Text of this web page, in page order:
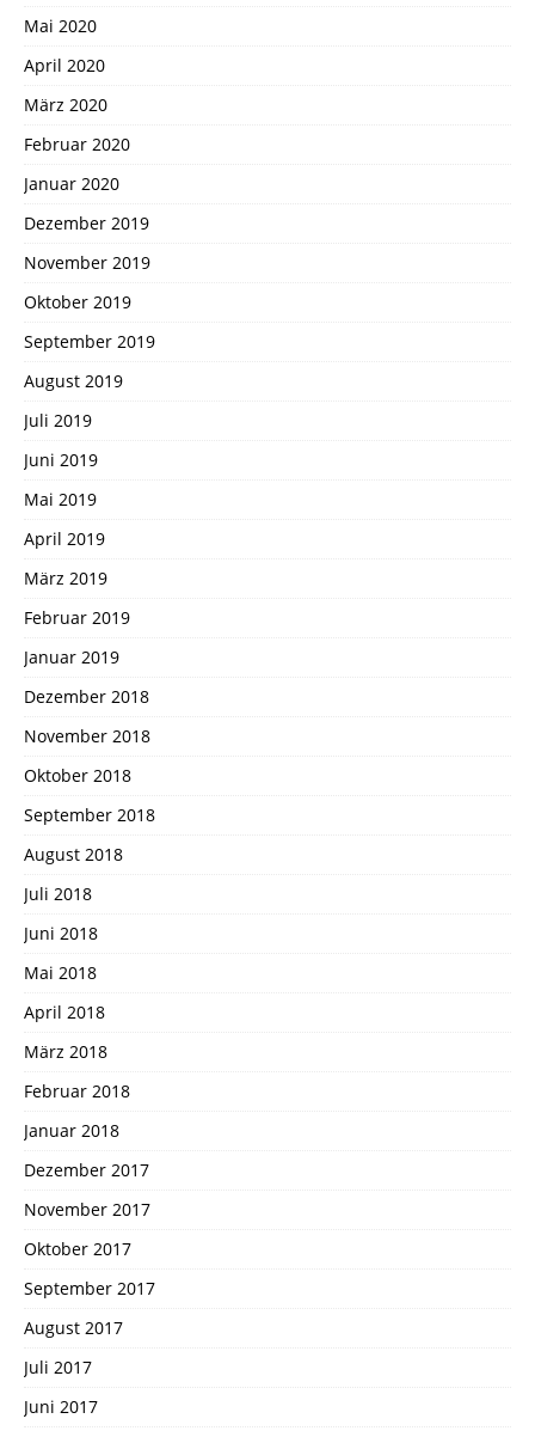
Mai 2020
April 2020
März 2020
Februar 2020
Januar 2020
Dezember 2019
November 2019
Oktober 2019
September 2019
August 2019
Juli 2019
Juni 2019
Mai 2019
April 2019
März 2019
Februar 2019
Januar 2019
Dezember 2018
November 2018
Oktober 2018
September 2018
August 2018
Juli 2018
Juni 2018
Mai 2018
April 2018
März 2018
Februar 2018
Januar 2018
Dezember 2017
November 2017
Oktober 2017
September 2017
August 2017
Juli 2017
Juni 2017